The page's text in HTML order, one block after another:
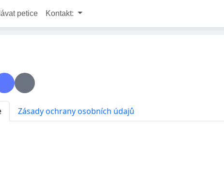
petice Kontakt:
Zásady ochrany osobních údajů